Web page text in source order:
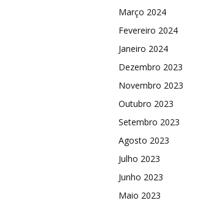
Março 2024
Fevereiro 2024
Janeiro 2024
Dezembro 2023
Novembro 2023
Outubro 2023
Setembro 2023
Agosto 2023
Julho 2023
Junho 2023
Maio 2023